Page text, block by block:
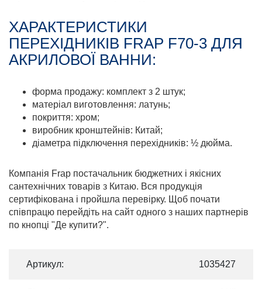
ХАРАКТЕРИСТИКИ
ПЕРЕХІДНИКІВ FRAP F70-3 ДЛЯ
АКРИЛОВОЇ ВАННИ:
форма продажу: комплект з 2 штук;
матеріал виготовлення: латунь;
покриття: хром;
виробник кронштейнів: Китай;
діаметра підключення перехідників: ½ дюйма.
Компанія Frap постачальник бюджетних і якісних
сантехнічних товарів з Китаю. Вся продукція
сертифікована і пройшла перевірку. Щоб почати
співпрацю перейдіть на сайт одного з наших партнерів
по кнопці "Де купити?".
Артикул: 1035427